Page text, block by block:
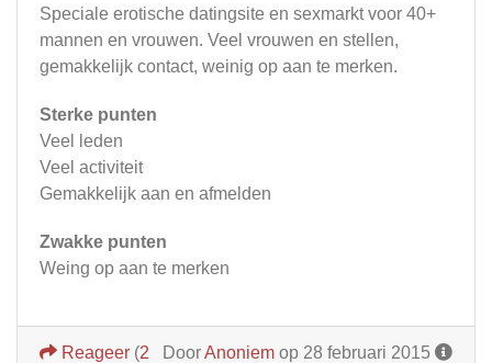
Speciale erotische datingsite en sexmarkt voor 40+
mannen en vrouwen. Veel vrouwen en stellen,
gemakkelijk contact, weinig op aan te merken.
Sterke punten
Veel leden
Veel activiteit
Gemakkelijk aan en afmelden
Zwakke punten
Weing op aan te merken
DoorAnoniem op 28 februari 2015
Reageer (2